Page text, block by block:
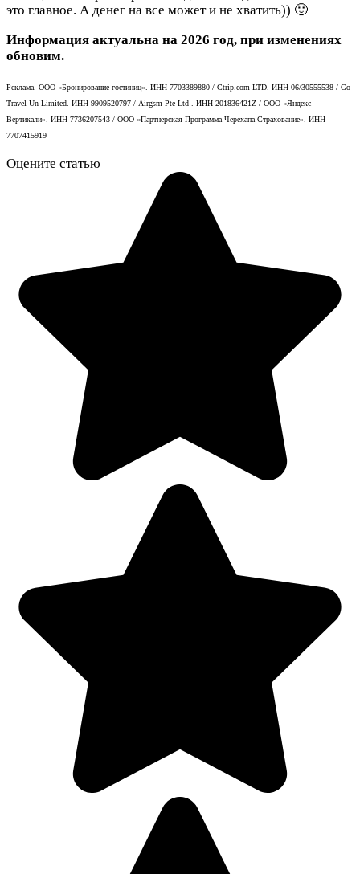
это главное. А денег на все может и не хватить)) 🙂
Информация актуальна на 2026 год, при изменениях
обновим.
Реклама. ООО «Бронирование гостиниц». ИНН 7703389880 / Ctrip.com LTD. ИНН 06/30555538 / Go
Travel Un Limited. ИНН 9909520797 / Airgsm Pte Ltd . ИНН 201836421Z / ООО «Яндекс
Вертикали». ИНН 7736207543 / ООО «Партнерская Программа Черехапа Страхование». ИНН
7707415919
Оцените статью